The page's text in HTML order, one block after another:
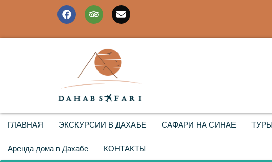
ГЛАВНАЯ ЭКСКУРСИИ В ДАХАБЕ САФАРИ НА СИНАЕ
Аренда дома в Дахабе КОНТАКТЫ